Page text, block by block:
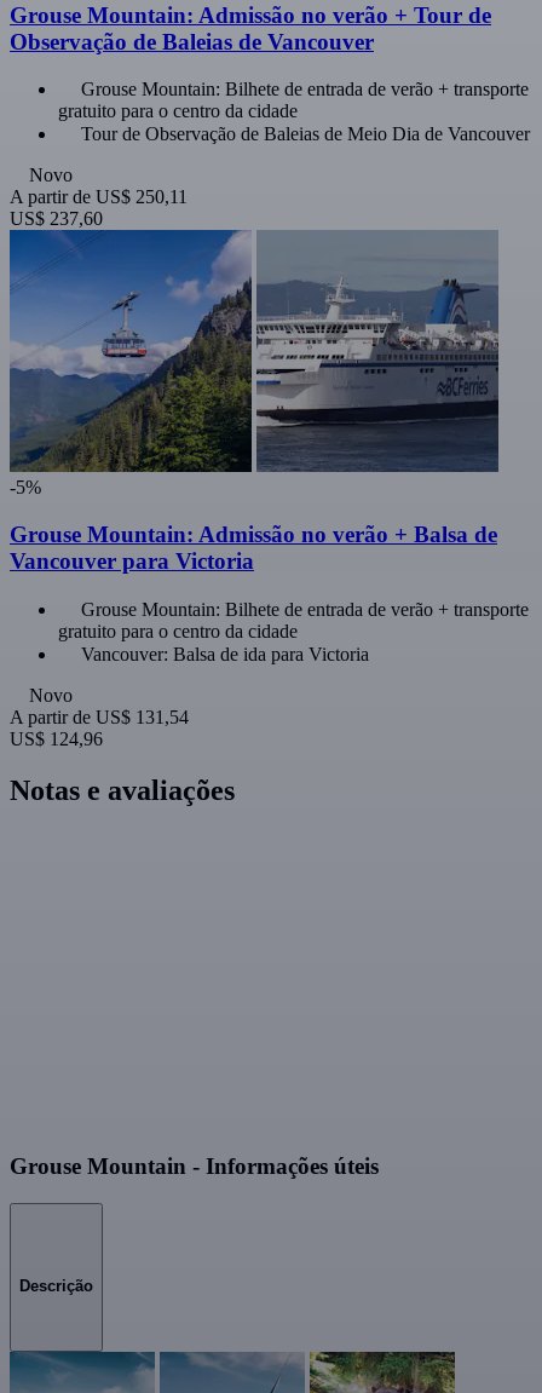
Grouse Mountain: Admissão no verão + Tour de
Observação de Baleias de Vancouver
Grouse Mountain: Bilhete de entrada de verão + transporte
gratuito para o centro da cidade
Tour de Observação de Baleias de Meio Dia de Vancouver
Novo
A partir de US$ 250,11
US$ 237,60
-5%
Grouse Mountain: Admissão no verão + Balsa de
Vancouver para Victoria
Grouse Mountain: Bilhete de entrada de verão + transporte
gratuito para o centro da cidade
Vancouver: Balsa de ida para Victoria
Novo
A partir de US$ 131,54
US$ 124,96
Notas e avaliações
Grouse Mountain - Informações úteis
Descrição